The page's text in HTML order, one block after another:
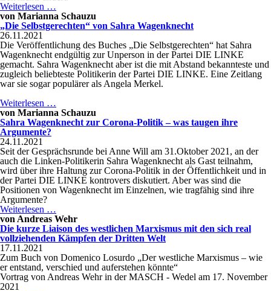
Weiterlesen …
SPD-
Parteitag:
zu
Gerhard
Schröders
Zeiten
von Marianna Schauzu
„Die Selbstgerechten“ von Sahra Wagenknecht
26.11.2021
Die Veröffentlichung des Buches „Die Selbstgerechten“ hat Sahra
Wagenknecht endgültig zur Unperson in der Partei DIE LINKE
gemacht. Sahra Wagenknecht aber ist die mit Abstand bekannteste und
zugleich beliebteste Politikerin der Partei DIE LINKE. Eine Zeitlang
war sie sogar populärer als Angela Merkel.
Weiterlesen …
Selbstgerechten“
von
von Marianna Schauzu
Sahra Wagenknecht zur Corona-Politik – was taugen ihre
Argumente?
24.11.2021
Seit der Gesprächsrunde bei Anne Will am 31.Oktober 2021, an der
auch die Linken-Politikerin Sahra Wagenknecht als Gast teilnahm,
wird über ihre Haltung zur Corona-Politik in der Öffentlichkeit und in
der Partei DIE LINKE kontrovers diskutiert. Aber was sind die
Positionen von Wagenknecht im Einzelnen, wie tragfähig sind ihre
Argumente?
Weiterlesen …
Wagenknecht
zur
Corona-
–
was
taugen
von Andreas Wehr
Die kurze Liaison des westlichen Marxismus mit den sich real
vollziehenden Kämpfen der Dritten Welt
17.11.2021
Zum Buch von Domenico Losurdo „Der westliche Marxismus – wie
er entstand, verschied und auferstehen könnte“
Vortrag von Andreas Wehr in der MASCH - Wedel am 17. November
2021